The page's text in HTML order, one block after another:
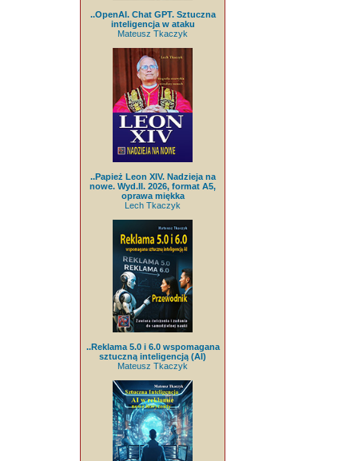
..OpenAI. Chat GPT. Sztuczna
inteligencja w ataku
Mateusz Tkaczyk
..Papież Leon XIV. Nadzieja na
nowe. Wyd.II. 2026, format A5,
oprawa miękka
Lech Tkaczyk
..Reklama 5.0 i 6.0 wspomagana
sztuczną inteligencją (AI)
Mateusz Tkaczyk